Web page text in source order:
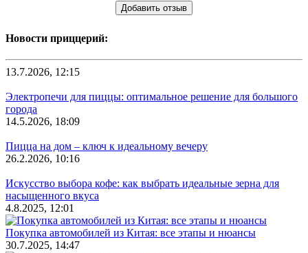
Добавить отзыв
Новости приццерий:
13.7.2026, 12:15
Электропечи для пиццы: оптимальное решение для большого
города
14.5.2026, 18:09
Пицца на дом – ключ к идеальному вечеру
26.2.2026, 10:16
Искусство выбора кофе: как выбрать идеальные зерна для
насыщенного вкуса
4.8.2025, 12:01
Покупка автомобилей из Китая: все этапы и нюансы
30.7.2025, 14:47